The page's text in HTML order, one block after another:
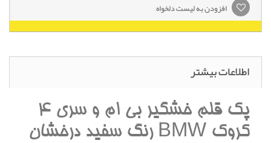
افزودن به لیست دلخواه
اطلاعات بیشتر
پک قلم خشگير بی ام و سری 4
کروک BMW رنگ سفيد درخشان